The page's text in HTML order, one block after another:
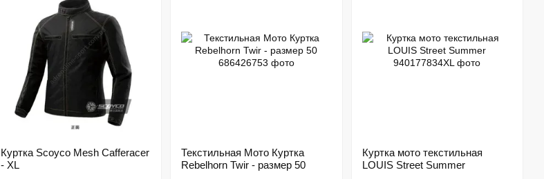
Куртка Scoyco Mesh Cafferacer
- XL
Текстильная Мото Куртка
Rebelhorn Twir - размер 50
Куртка мото текстильная
LOUIS Street Summer